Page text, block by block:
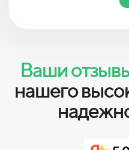
Ваши
нашего